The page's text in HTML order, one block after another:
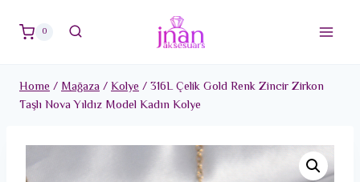
0
Home/Mağaza/Kolye/316L Çelik Gold Renk Zincir Zirkon
Taşlı Nova Yıldız Model Kadın Kolye